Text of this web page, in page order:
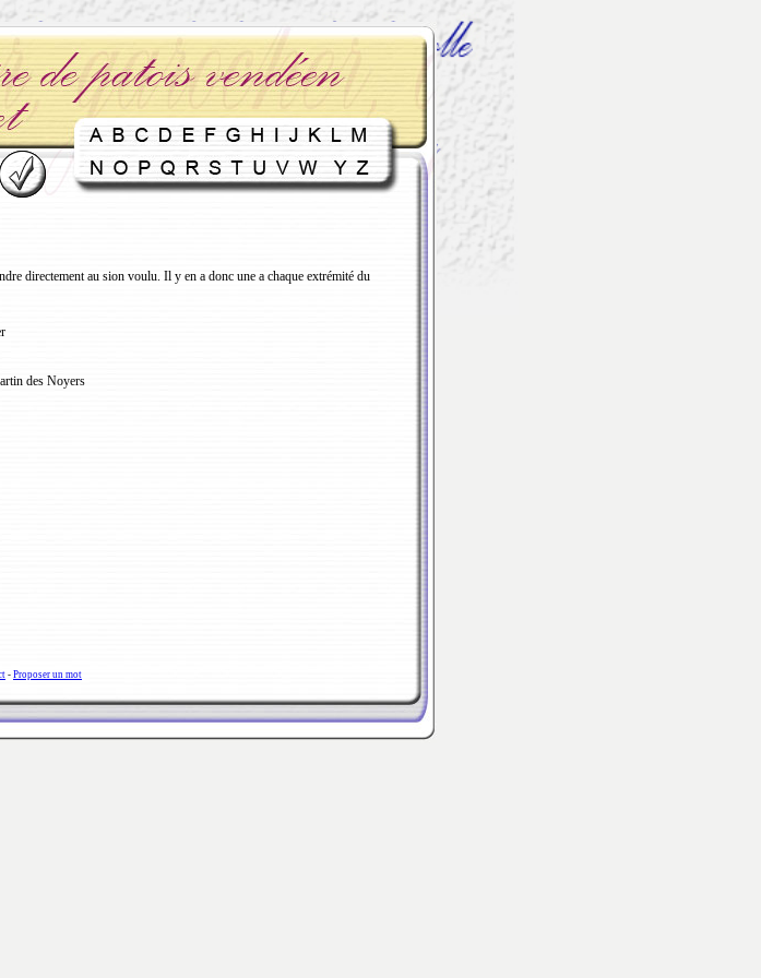
directement au sion voulu. Il y en a donc une a chaque extrémité du
des Noyers
- Proposer un mot